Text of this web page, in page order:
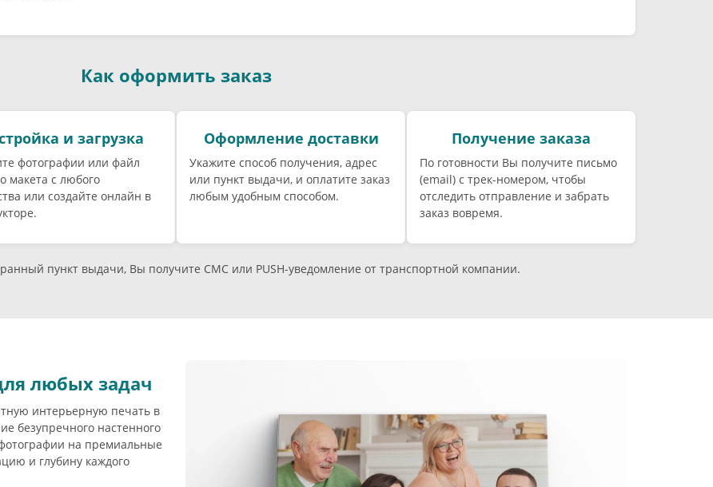
Как оформить заказ
и загрузка
фотографии или файл
макета с любого
или создайте онлайн в
Оформление доставки
Укажите способ получения, адрес
или пункт выдачи, и оплатите заказ
любым удобным способом.
Получение заказа
По готовности Вы получите письмо
(email) c трек-номером, чтобы
отследить отправление и забрать
заказ вовремя.
пункт выдачи, Вы получите СМС или PUSH-уведомление от транспортной компании.
любых задач
интерьерную печать в
безупречного настенного
на премиальные
и глубину каждого